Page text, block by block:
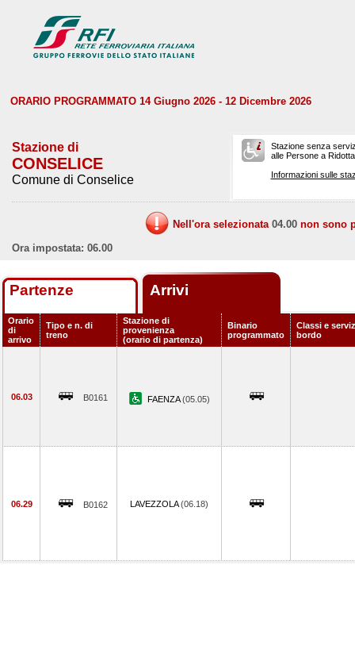
ORARIO PROGRAMMATO 14 Giugno 2026 - 12 Dicembre 2026
Stazione di
CONSELICE
Comune di Conselice
Stazione senza
alle Persone a
Informazioni sulle
Nell'ora selezionata 04.00 non sono
Ora impostata: 06.00
Partenze Arrivi
Orario
di
arrivo
Tipo e n. di
treno
Stazione di
provenienza
(orario di partenza)
Binario
programmato
Classi e
bordo
06.03 B0161 FAENZA(05.05)
06.29 B0162 LAVEZZOLA(06.18)